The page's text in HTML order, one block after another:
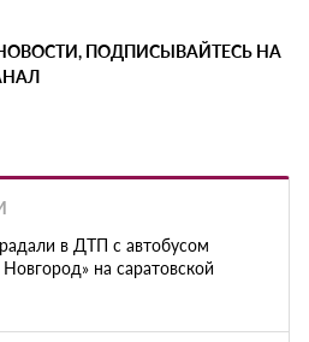
ПОДПИСЫВАЙТЕСЬ НА
в ДТП с автобусом
на саратовской